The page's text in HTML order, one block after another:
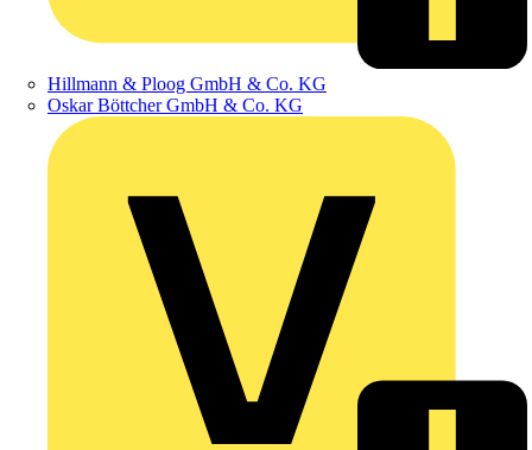
Hillmann & Ploog GmbH & Co. KG
Oskar Böttcher GmbH & Co. KG